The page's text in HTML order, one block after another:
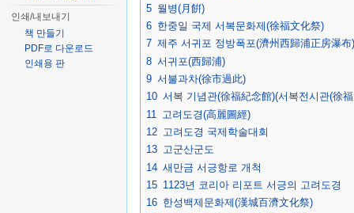
5 월병(月餠)
6 한중일 국제 서복문화제(徐福文化祭)
7 제주 서귀포 정방폭포(濟州西歸浦正房瀑布)
8 서귀포(西歸浦)
9 서불과차(徐市過此)
10 서복 기념관(徐福紀念館)(서복전시관(徐
11
고려도경(高麗圖經)
12 고려도경 국제학술대회
13 고군산군도
14 새만금 서긍항로 개척
15 1123년 코리아 리포트 서긍의 고려도경
16 한성백제문화제(漢城百濟文化祭)
인쇄/내보내기
책 만들기
PDF로 다운로드
인쇄용 판